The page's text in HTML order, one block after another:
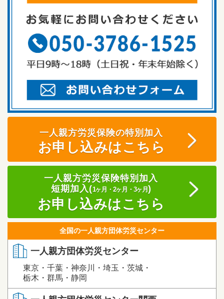
一人親方労災保険の特別加入
お申し込みはこちら
一人親方労災保険特別加入
短期加入(1ヶ月・2ヶ月・3ヶ月)
お申し込みはこちら
全国の一人親方団体労災センター
一人親方団体労災センター
東京・千葉・神奈川・埼玉・茨城・
栃木・群馬・静岡